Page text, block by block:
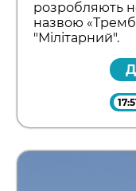
розробляють
назвою
"Мілітарний".